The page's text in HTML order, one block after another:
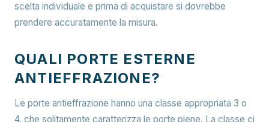
scelta individuale e prima di acquistare si dovrebbe
prendere accuratamente la misura.
QUALI PORTE ESTERNE
ANTIEFFRAZIONE?
Le porte antieffrazione hanno una classe appropriata 3 o
4, che solitamente caratterizza le porte piene. La classe ci